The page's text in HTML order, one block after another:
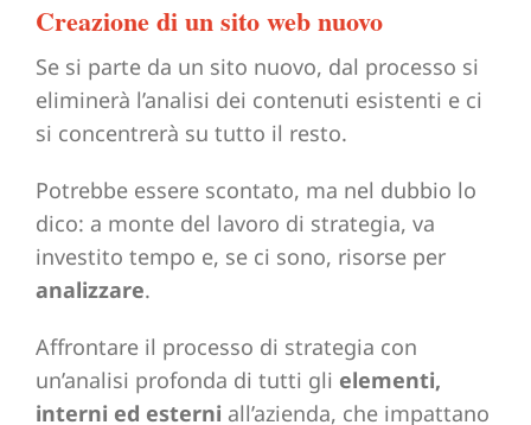
Creazione di un sito web nuovo
Se si parte da un sito nuovo, dal processo si
eliminerà l’analisi dei contenuti esistenti e ci
si concentrerà su tutto il resto.
Potrebbe essere scontato, ma nel dubbio lo
dico: a monte del lavoro di strategia, va
investito tempo e, se ci sono, risorse per
analizzare.
Affrontare il processo di strategia con
un’analisi profonda di tutti gli elementi,
interni ed esterni all’azienda, che impattano